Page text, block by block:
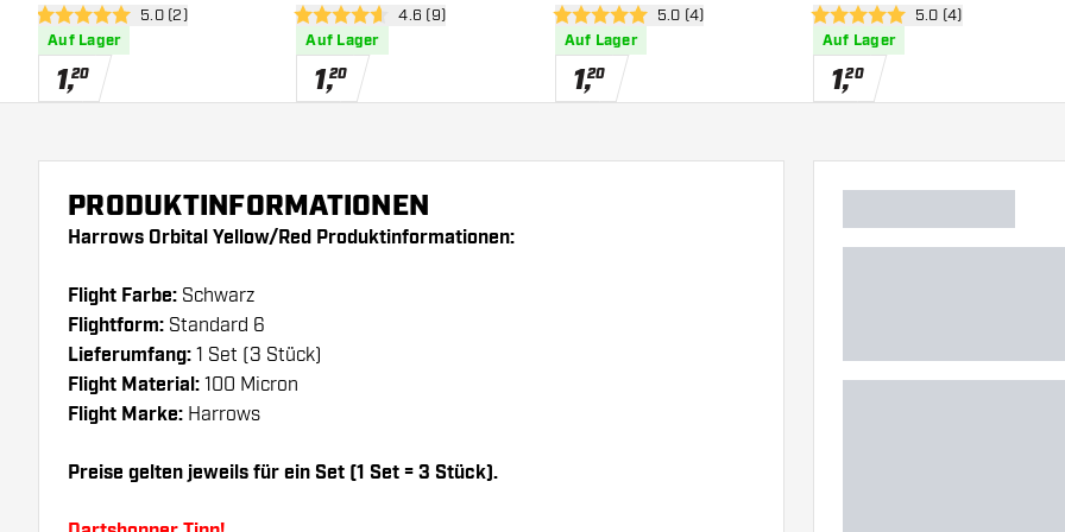
Bewertungsbereich öffnen
5 Bewertungssterne
5.0 (2)
Auf Lager
1,20
Bewertungsbereich öffnen
4.6 Bewertungssterne
4.6 (9)
Auf Lager
1,20
Bewertungsbereich öffnen
5 Bewertungssterne
5.0 (4)
Auf Lager
1,20
Bewertungsbereich
5 Bewertungssterne
5.0 (4)
Auf Lager
1,20
PRODUKTINFORMATIONEN
Harrows Orbital Yellow/Red Produktinformationen:
Flight Farbe: Schwarz
Flightform: Standard 6
Lieferumfang: 1 Set (3 Stück)
Flight Material: 100 Micron
Flight Marke: Harrows
Preise gelten jeweils für ein Set (1 Set = 3 Stück).